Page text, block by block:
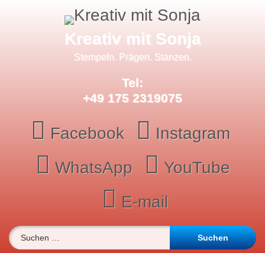
Kreativ mit Sonja
Stempeln. Prägen. Stanzen.
Tel:
+49 175 2319075
Facebook
Instagram
WhatsApp
YouTube
E-mail
Suchen nach: